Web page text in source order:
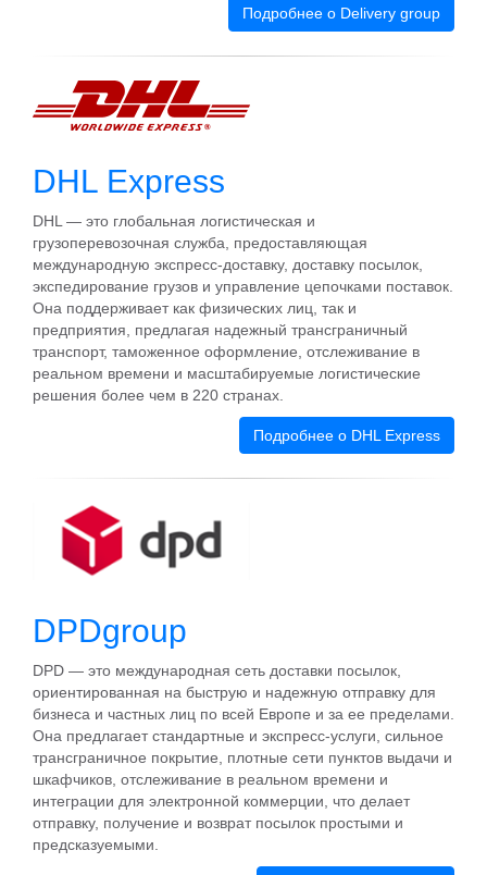
Подробнее о Delivery group
DHL Express
DHL — это глобальная логистическая и
грузоперевозочная служба, предоставляющая
международную экспресс-доставку, доставку посылок,
экспедирование грузов и управление цепочками поставок.
Она поддерживает как физических лиц, так и
предприятия, предлагая надежный трансграничный
транспорт, таможенное оформление, отслеживание в
реальном времени и масштабируемые логистические
решения более чем в 220 странах.
Подробнее о DHL Express
DPDgroup
DPD — это международная сеть доставки посылок,
ориентированная на быструю и надежную отправку для
бизнеса и частных лиц по всей Европе и за ее пределами.
Она предлагает стандартные и экспресс-услуги, сильное
трансграничное покрытие, плотные сети пунктов выдачи и
шкафчиков, отслеживание в реальном времени и
интеграции для электронной коммерции, что делает
отправку, получение и возврат посылок простыми и
предсказуемыми.